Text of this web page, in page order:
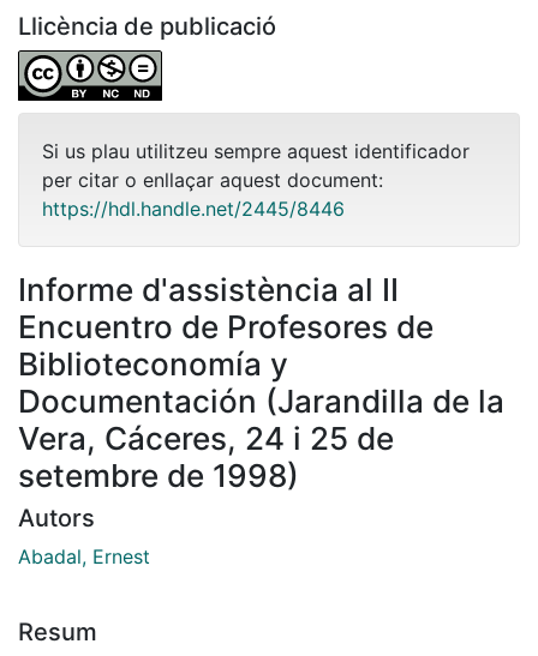
Llicència de publicació
Si us plau utilitzeu sempre aquest identificador
per citar o enllaçar aquest document:
https://hdl.handle.net/2445/8446
Informe d'assistència al II
Encuentro de Profesores de
Biblioteconomía y
Documentación (Jarandilla de la
Vera, Cáceres, 24 i 25 de
setembre de 1998)
Autors
Abadal, Ernest
Resum